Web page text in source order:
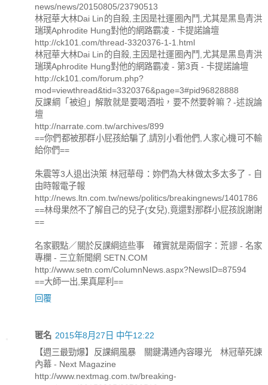
news/news/20150805/23790513
林冠華大林Dai Lin的自殺,主因是社運圈內鬥,尤其是黑島青洪
瑞璞Aphrodite Hung對他的網路霸凌 - 卡提諾論壇
http://ck101.com/thread-3320376-1-1.html
林冠華大林Dai Lin的自殺,主因是社運圈內鬥,尤其是黑島青洪
瑞璞Aphrodite Hung對他的網路霸凌 - 第3頁 - 卡提諾論壇
http://ck101.com/forum.php?
mod=viewthread&tid=3320376&page=3#pid96828888
反課綱「被迫」解散就是要喝酒啦，要不然要幹嘛？-述說論
壇
http://narrate.com.tw/archives/899
==你們都被那群小屁孩給騙了,請別小看他們,人家心機可不輸
給你們==
朱震等3人退出決策 林冠華母：妳們為大林做太多太多了 - 自
由時報電子報
http://news.ltn.com.tw/news/politics/breakingnews/1401786
==林母果然不了解自己的兒子(女兒),竟還對那群小屁孩說謝謝
==
名家觀點／關於反課綱這些事 確實就是兩個字：荒謬 - 名家
專欄 - 三立新聞網 SETN.COM
http://www.setn.com/ColumnNews.aspx?NewsID=87594
==大師一出,果真犀利==
回覆
匿名 2015年8月27日 中午12:22
【週三最勁爆】反課綱風暴 關鍵溝通內容曝光 林冠華死諫
內幕 - Next Magazine
http://www.nextmag.com.tw/breaking-